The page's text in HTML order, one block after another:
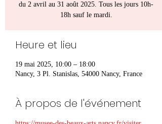
du 2 avril au 31 août 2025. Tous les jours 10h-
18h sauf le mardi.
Heure et lieu
19 mai 2025, 10:00 – 18:00
Nancy, 3 Pl. Stanislas, 54000 Nancy, France
À propos de l'événement